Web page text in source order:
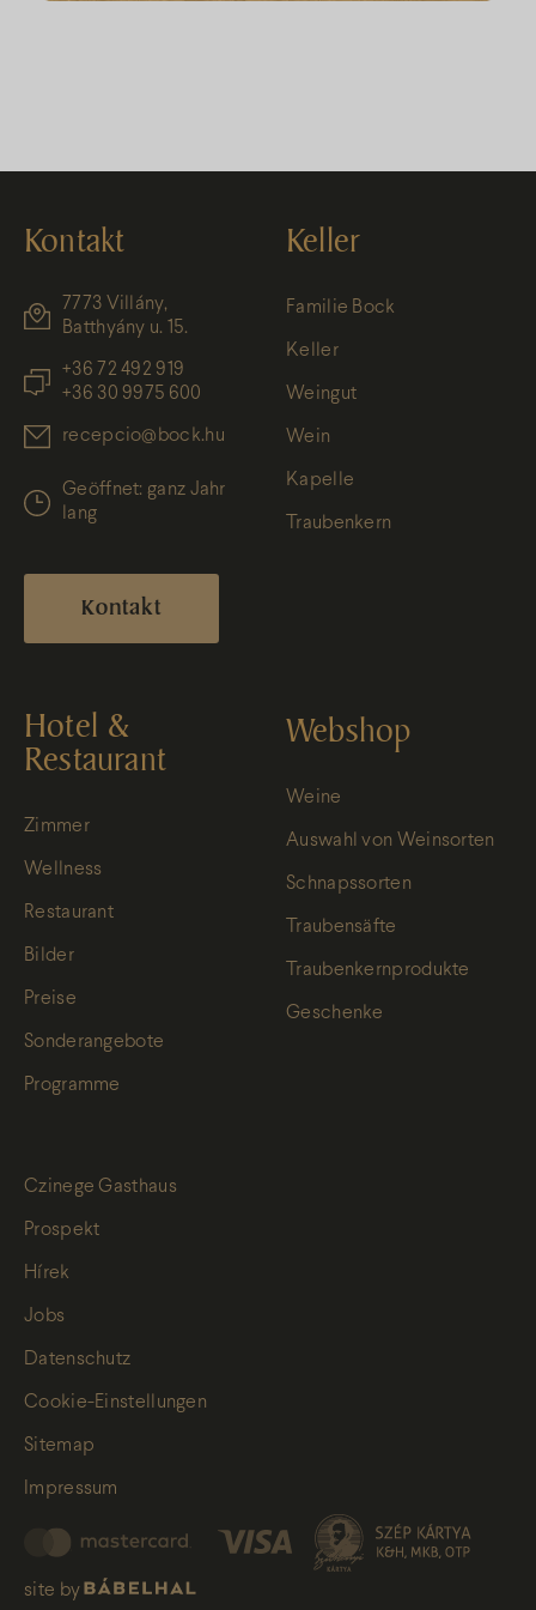
Kontakt
7773 Villány,
Batthyány u. 15.
+36 72 492 919
+36 30 9975 600
recepcio@bock.hu
Geöffnet: ganz Jahr
lang
Kontakt
Keller
Familie Bock
Keller
Weingut
Wein
Kapelle
Traubenkern
Hotel &
Restaurant
Zimmer
Wellness
Restaurant
Bilder
Preise
Sonderangebote
Programme
Webshop
Weine
Auswahl von Weinsorten
Schnapssorten
Traubensäfte
Traubenkernprodukte
Geschenke
Czinege Gasthaus
Prospekt
Hírek
Jobs
Datenschutz
Cookie-Einstellungen
Sitemap
Impressum
site by